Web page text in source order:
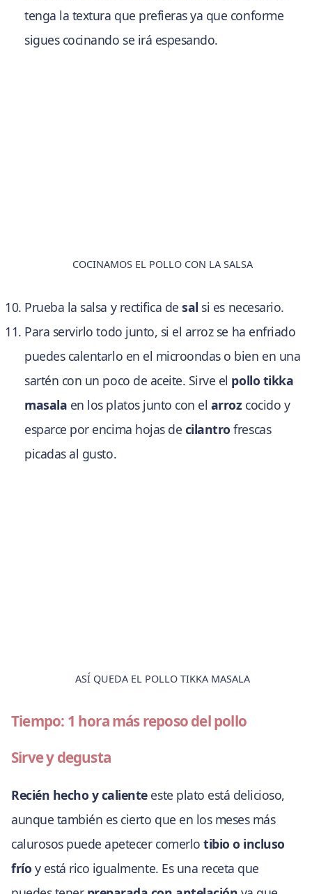
tenga la textura que prefieras ya que conforme
sigues cocinando se irá espesando.
COCINAMOS EL POLLO CON LA SALSA
Prueba la salsa y rectifica desal si es necesario.
Para servirlo todo junto, si el arroz se ha enfriado
puedes calentarlo en el microondas o bien en una
sartén con un poco de aceite. Sirve el pollo tikka
masala en los platos junto con el arroz cocido y
esparce por encima hojas de cilantro frescas
picadas al gusto.
ASÍ QUEDA EL POLLO TIKKA MASALA
Tiempo: 1 hora más reposo del pollo
Sirve y degusta
Recién hecho y calienteeste plato está delicioso,
aunque también es cierto que en los meses más
calurosos puede apetecer comerlotibio o incluso
frío y está rico igualmente. Es una receta que